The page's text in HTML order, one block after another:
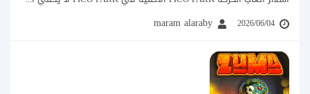
2026/06/04
maram alaraby